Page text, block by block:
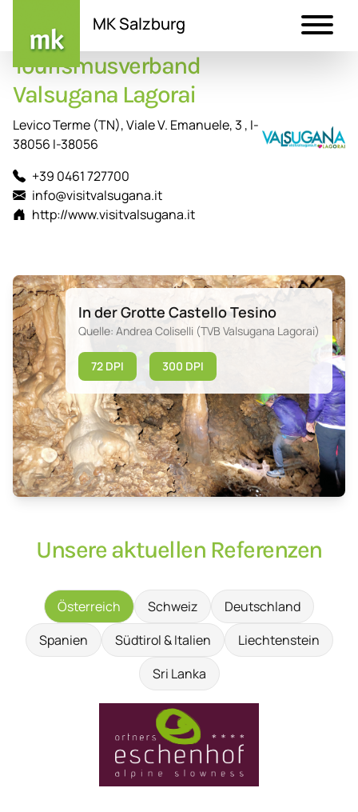
Inhalt
MK Salzburg
Tourismusverband
Valsugana Lagorai
Levico Terme (TN), Viale V. Emanuele, 3 , I-
38056 I-38056
+39 0461 727700
info@visitvalsugana.it
http://www.visitvalsugana.it
In der Grotte Castello Tesino
Quelle: Andrea Coliselli (TVB Valsugana Lagorai)
72 DPI 300 DPI
Unsere aktuellen Referenzen
Österreich Schweiz
Deutschland
Spanien
Südtirol & Italien
Liechtenstein
Sri Lanka